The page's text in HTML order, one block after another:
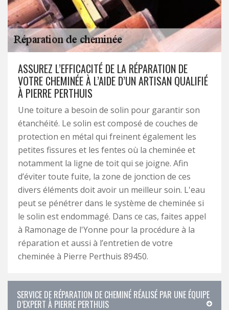
ASSUREZ L’EFFICACITÉ DE LA RÉPARATION DE
VOTRE CHEMINÉE À L’AIDE D’UN ARTISAN QUALIFIÉ
À PIERRE PERTHUIS
Une toiture a besoin de solin pour garantir son
étanchéité. Le solin est composé de couches de
protection en métal qui freinent également les
petites fissures et les fentes où la cheminée et
notamment la ligne de toit qui se joigne. Afin
d’éviter toute fuite, la zone de jonction de ces
divers éléments doit avoir un meilleur soin. L'eau
peut se pénétrer dans le système de cheminée si
le solin est endommagé. Dans ce cas, faites appel
à Ramonage de l'Yonne pour la procédure à la
réparation et aussi à l’entretien de votre
cheminée à Pierre Perthuis 89450.
SERVICE DE RÉPARATION DE CHEMINÉ RÉALISÉ PAR UNE ÉQUIPE
D’EXPERT À PIERRE PERTHUIS